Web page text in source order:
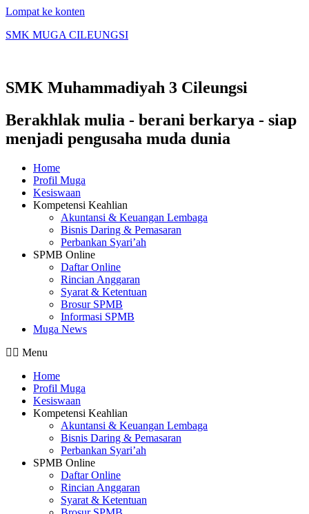
Lompat ke konten
SMK MUGA CILEUNGSI
SMK Muhammadiyah 3 Cileungsi
Berakhlak mulia - berani berkarya - siap
menjadi pengusaha muda dunia
Home
Profil Muga
Kesiswaan
Kompetensi Keahlian
Akuntansi & Keuangan Lembaga
Bisnis Daring & Pemasaran
Perbankan Syari’ah
SPMB Online
Daftar Online
Rincian Anggaran
Syarat & Ketentuan
Brosur SPMB
Informasi SPMB
Muga News
Menu
Home
Profil Muga
Kesiswaan
Kompetensi Keahlian
Akuntansi & Keuangan Lembaga
Bisnis Daring & Pemasaran
Perbankan Syari’ah
SPMB Online
Daftar Online
Rincian Anggaran
Syarat & Ketentuan